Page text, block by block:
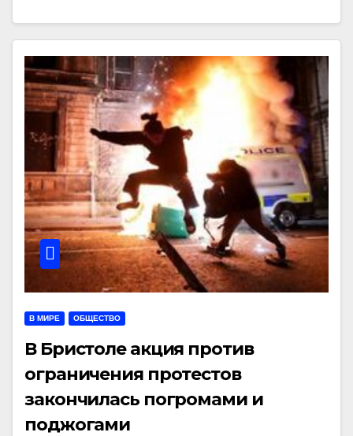
В МИРЕ ОБЩЕСТВО
В Бристоле акция против
ограничения протестов
закончилась погромами и
поджогами